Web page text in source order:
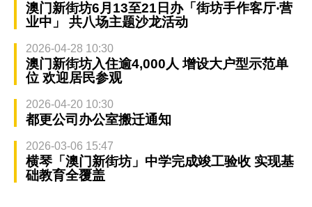
澳门新街坊6月13至21日办「街坊手作客厅‧营
业中」 共八场主题沙龙活动
2026-04-28 10:30
澳门新街坊入住逾4,000人 增设大户型示范单
位 欢迎居民参观
2026-04-20 10:30
都更公司办公室搬迁通知
2026-03-06 15:47
横琴「澳门新街坊」中学完成竣工验收 实现基
础教育全覆盖